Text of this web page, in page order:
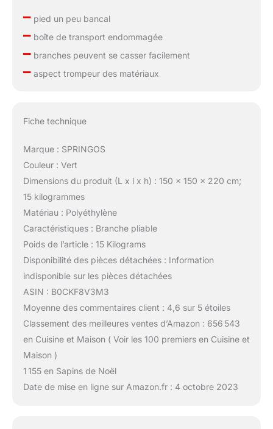
–pied un peu bancal
–boîte de transport endommagée
–branches peuvent se casser facilement
–aspect trompeur des matériaux
Fiche technique
Marque : SPRINGOS
Couleur : Vert
Dimensions du produit (L x l x h) : 150 x 150 x 220 cm;
15 kilogrammes
Matériau : Polyéthylène
Caractéristiques : Branche pliable
Poids de l’article : 15 Kilograms
Disponibilité des pièces détachées : Information
indisponible sur les pièces détachées
ASIN : B0CKF8V3M3
Moyenne des commentaires client : 4,6 sur 5 étoiles
Classement des meilleures ventes d’Amazon : 656 543
en Cuisine et Maison ( Voir les 100 premiers en Cuisine et
Maison )
1 155 en Sapins de Noël
Date de mise en ligne sur Amazon.fr : 4 octobre 2023